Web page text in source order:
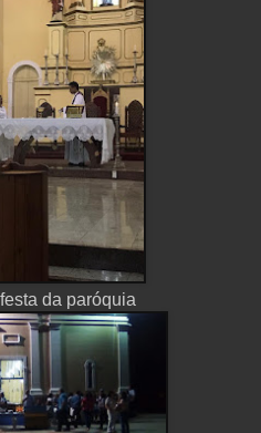
da paróquia